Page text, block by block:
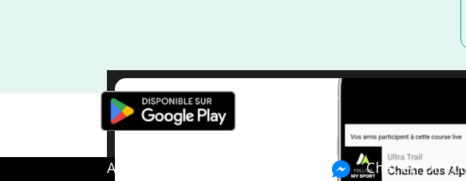
Juin
A propos de FMS Chat en Direct